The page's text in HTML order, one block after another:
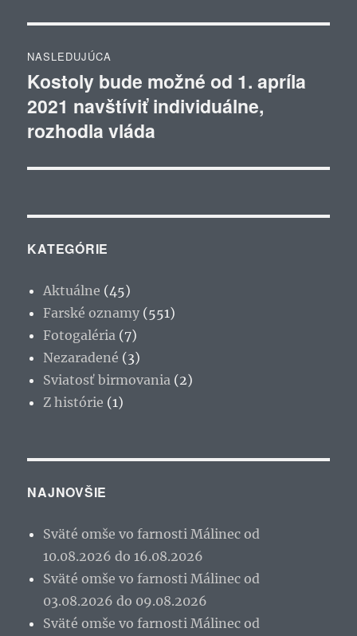
NASLEDUJÚCA
Ďalší
článok:
Kostoly bude možné od 1. apríla
2021 navštíviť individuálne,
rozhodla vláda
KATEGÓRIE
Aktuálne (45)
Farské oznamy (551)
Fotogaléria (7)
Nezaradené (3)
Sviatosť birmovania (2)
Z histórie (1)
NAJNOVŠIE
Sväté omše vo farnosti Málinec od
10.08.2026 do 16.08.2026
Sväté omše vo farnosti Málinec od
03.08.2026 do 09.08.2026
Sväté omše vo farnosti Málinec od